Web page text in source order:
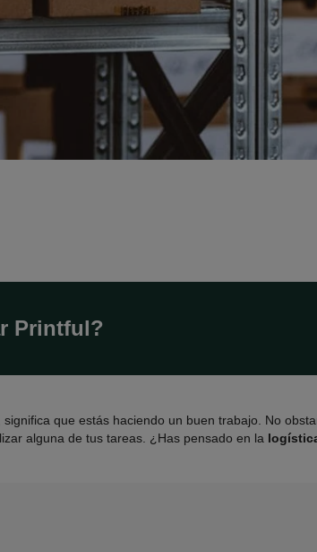
Printful?
que estás haciendo un buen trabajo. No
alguna de tus tareas. ¿Has pensado en la